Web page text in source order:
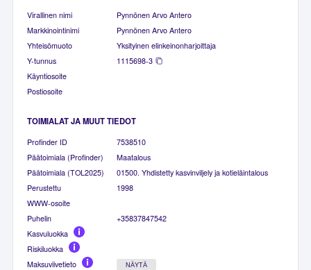
Virallinen nimi
Pynnönen Arvo Antero
Markkinointinimi
Pynnönen Arvo Antero
Yhteisömuoto
Yksityinen elinkeinonharjoittaja
Y-tunnus
1115698-3
Käyntiosoite
Postiosoite
TOIMIALAT JA MUUT TIEDOT
Profinder ID
7538510
Päätoimiala (Profinder)
Maatalous
Päätoimiala (TOL2025)
01500. Yhdistetty kasvinviljely ja kotieläintalous
Perustettu
1998
WWW-osoite
Puhelin
+35837847542
Kasvuluokka
Riskiluokka
Maksuviivetieto
NÄYTÄ